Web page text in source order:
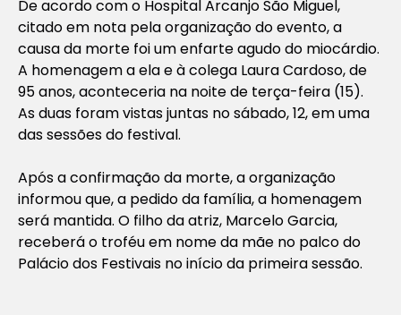
De acordo com o Hospital Arcanjo São Miguel,
citado em nota pela organização do evento, a
causa da morte foi um enfarte agudo do miocárdio.
A homenagem a ela e à colega Laura Cardoso, de
95 anos, aconteceria na noite de terça-feira (15).
As duas foram vistas juntas no sábado, 12, em uma
das sessões do festival.
Após a confirmação da morte, a organização
informou que, a pedido da família, a homenagem
será mantida. O filho da atriz, Marcelo Garcia,
receberá o troféu em nome da mãe no palco do
Palácio dos Festivais no início da primeira sessão.